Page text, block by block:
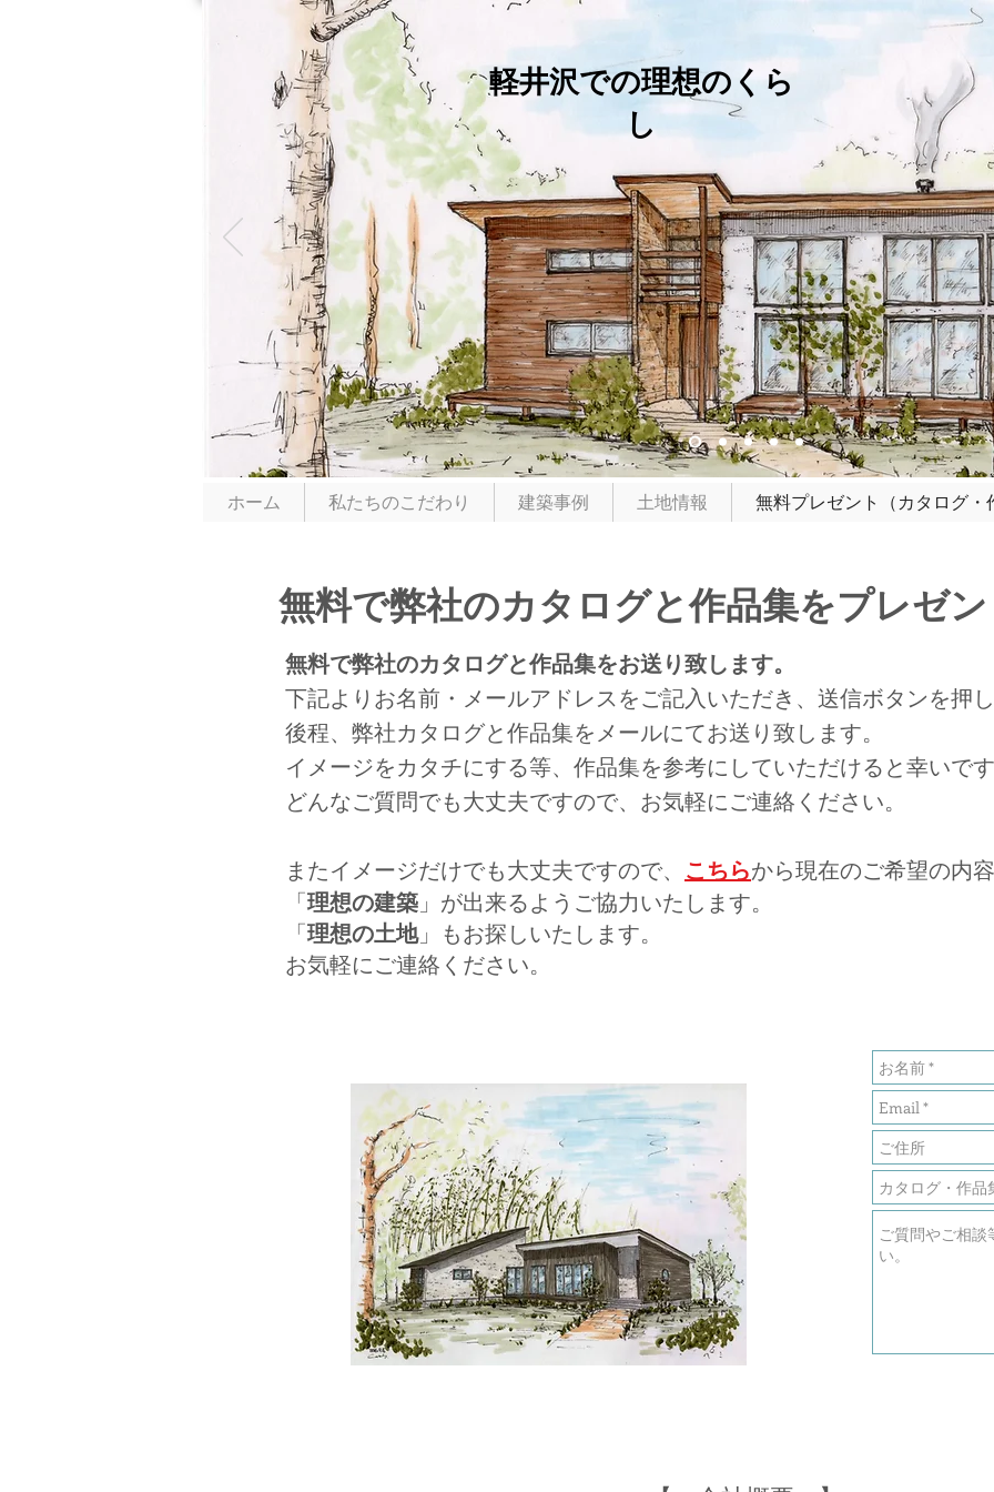
軽井沢での理想のくら
し
ホーム 私たちのこだわり 建築事例 土地情報 無料プレゼント（カタログ・
無料で弊社のカタログと作品集をプレゼ
無料で弊社のカタログと作品集をお送り致します。
下記よりお名前・メールアドレスをご記入いただき、送信ボタンを押
後程、弊社カタログと作品集をメールにてお送り致します。
イメージをカタチにする等、作品集を参考にしていただけると幸いで
​どんなご質問でも大丈夫ですので、お気軽にご連絡ください。
またイメージだけでも大丈夫ですので、 こちらから現在のご希望の内
「理想の建築 」が出来るようご協力いたします。
「理想の土地」もお探しいたします。
お気軽にご連絡ください。